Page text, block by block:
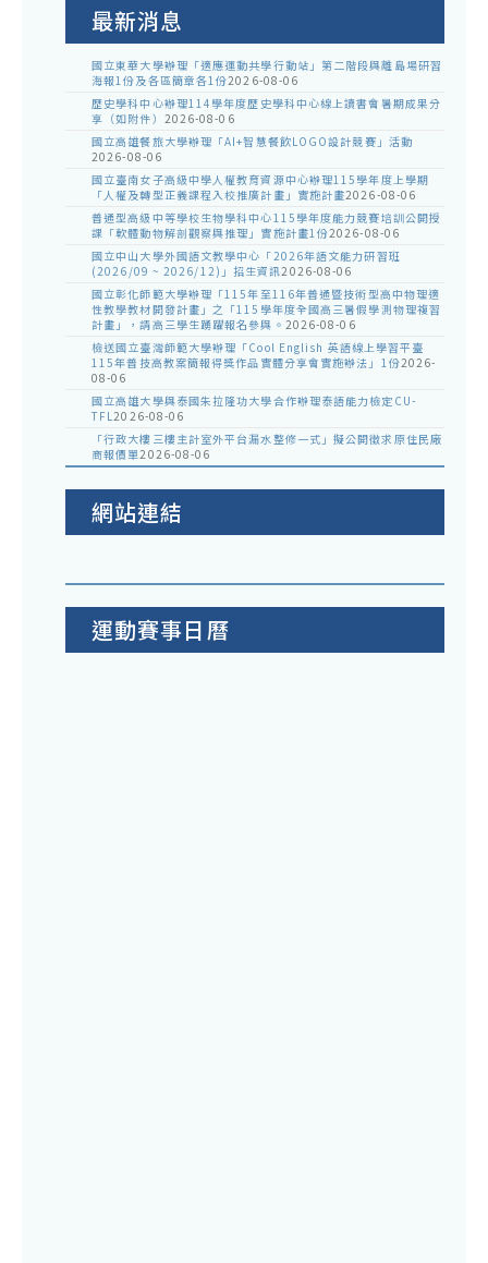
最新消息
國立東華大學辦理「適應運動共學行動站」第二階段與離島場研習
海報1份及各區簡章各1份2026-08-06
歷史學科中心辦理114學年度歷史學科中心線上讀書會暑期成果分
享（如附件） 2026-08-06
國立高雄餐旅大學辦理「AI+智慧餐飲LOGO設計競賽」活動
2026-08-06
國立臺南女子高級中學人權教育資源中心辦理115學年度上學期
「人權及轉型正義課程入校推廣計畫」實施計畫2026-08-06
普通型高級中等學校生物學科中心115學年度能力競賽培訓公開授
課「軟體動物解剖觀察與推理」實施計畫1份2026-08-06
國立中山大學外國語文教學中心「2026年語文能力研習班
(2026/09 ~ 2026/12)」招生資訊2026-08-06
國立彰化師範大學辦理「115年至116年普通暨技術型高中物理適
性教學教材開發計畫」之「115學年度全國高三暑假學測物理複習
計畫」，請高三學生踴躍報名參與。 2026-08-06
檢送國立臺灣師範大學辦理「Cool English 英語線上學習平臺
115年普技高教案簡報得獎作品實體分享會實施辦法」1份2026-
08-06
國立高雄大學與泰國朱拉隆功大學合作辦理泰語能力檢定CU-
TFL2026-08-06
「行政大樓三樓主計室外平台漏水整修一式」擬公開徵求原住民廠
商報價單2026-08-06
網站連結
運動賽事日曆